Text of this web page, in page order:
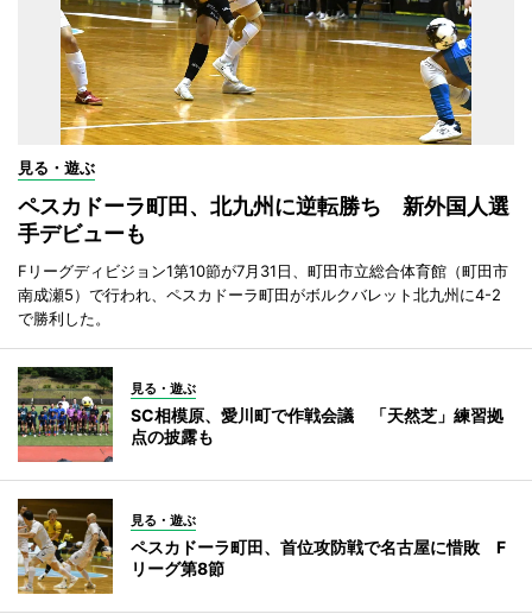
見る・遊ぶ
ペスカドーラ町田、北九州に逆転勝ち 新外国人選
手デビューも
Fリーグディビジョン1第10節が7月31日、町田市立総合体育館（町田市
南成瀬5）で行われ、ペスカドーラ町田がボルクバレット北九州に4-2
で勝利した。
見る・遊ぶ
SC相模原、愛川町で作戦会議 「天然芝」練習拠
点の披露も
見る・遊ぶ
ペスカドーラ町田、首位攻防戦で名古屋に惜敗 F
リーグ第8節